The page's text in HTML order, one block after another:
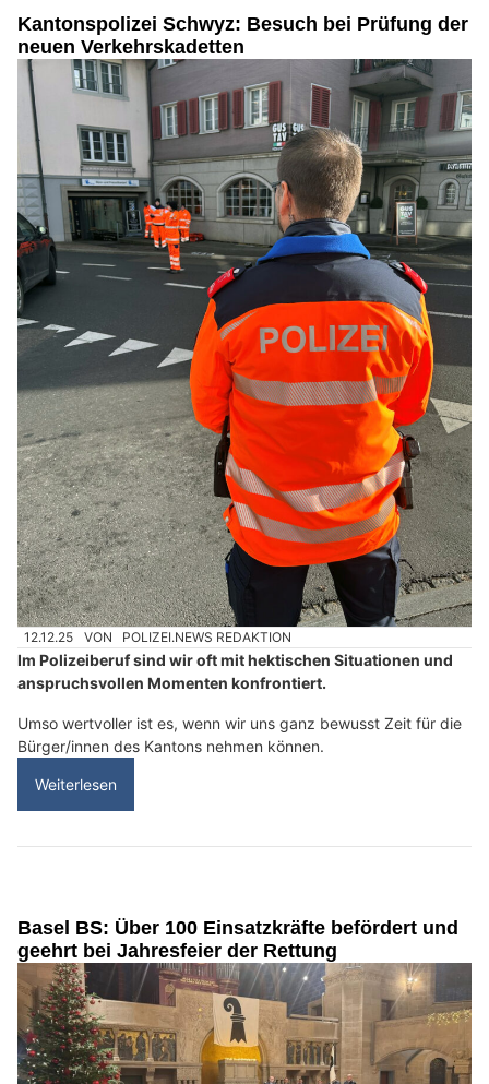
Kantonspolizei Schwyz: Besuch bei Prüfung der
neuen Verkehrskadetten
12.12.25 VON POLIZEI.NEWS REDAKTION
Im Polizeiberuf sind wir oft mit hektischen Situationen und
anspruchsvollen Momenten konfrontiert.
Umso wertvoller ist es, wenn wir uns ganz bewusst Zeit für die
Bürger/innen des Kantons nehmen können.
Weiterlesen
Basel BS: Über 100 Einsatzkräfte befördert und
geehrt bei Jahresfeier der Rettung